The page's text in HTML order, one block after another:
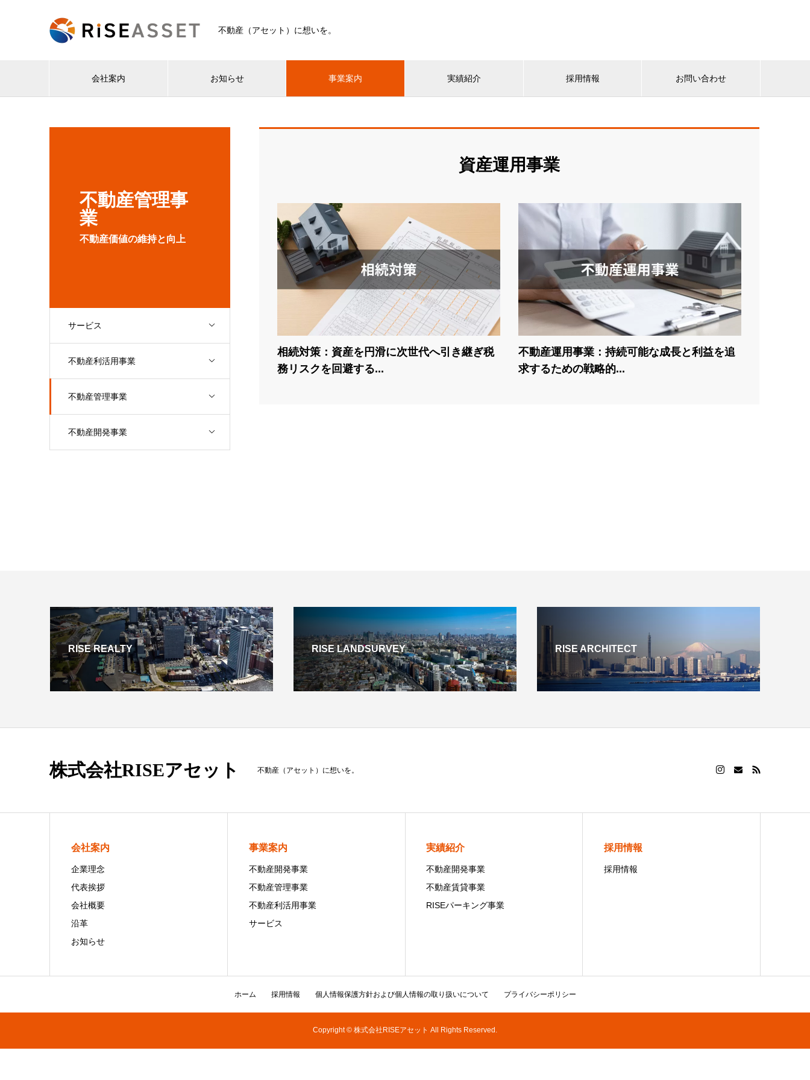
不動産（アセット）に想いを。
会社案内 お知らせ 事業案内 実績紹介 採用情報 お問い合わせ
不動産管理事
業
不動産価値の維持と向上
サービス
不動産利活用事業
不動産管理事業
不動産開発事業
資産運用事業
相続対策：資産を円滑に次世代へ引き継ぎ税
務リスクを回避する...
不動産運用事業：持続可能な成長と利益を追
求するための戦略的...
RISE REALTY RISE LANDSURVEY RISE ARCHITECT
株式会社RISEアセット 不動産（アセット）に想いを。
会社案内
企業理念
代表挨拶
会社概要
沿革
お知らせ
事業案内
不動産開発事業
不動産管理事業
不動産利活用事業
サービス
実績紹介
不動産開発事業
不動産賃貸事業
RISEパーキング事業
採用情報
採用情報
ホーム 採用情報 個人情報保護方針および個人情報の取り扱いについて プライバシーポリシー
Copyright © 株式会社RISEアセット All Rights Reserved.